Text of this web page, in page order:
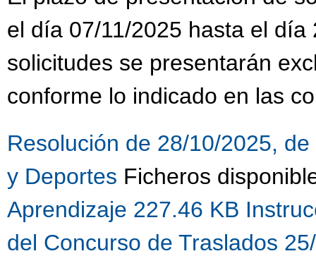
el día 07/11/2025 hasta el
solicitudes se presentarán
conforme lo indicado en las
Resolución de 28/10/2025,
y Deportes Ficheros
Aprendizaje 227.46 KB
del Concurso de Traslados